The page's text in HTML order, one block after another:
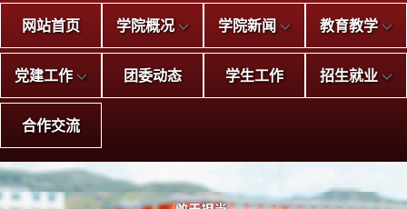
网站首页 学院概况 学院新闻 教育教学
党建工作 团委动态 学生工作 招生就业
合作交流